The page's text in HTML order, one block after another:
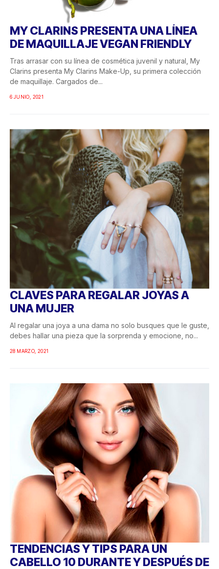
MY CLARINS PRESENTA UNA LÍNEA
DE MAQUILLAJE VEGAN FRIENDLY
Tras arrasar con su línea de cosmética juvenil y natural, My
Clarins presenta My Clarins Make-Up, su primera colección
de maquillaje. Cargados de...
6 JUNIO, 2021
CLAVES PARA REGALAR JOYAS A
UNA MUJER
Al regalar una joya a una dama no solo busques que le guste,
debes hallar una pieza que la sorprenda y emocione, no...
28 MARZO, 2021
TENDENCIAS Y TIPS PARA UN
CABELLO 10 DURANTE Y DESPUÉS DE